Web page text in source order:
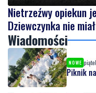
Nietrzeźwy opiekun
Dziewczynka nie
Wiadomości
NOWE
Piknik